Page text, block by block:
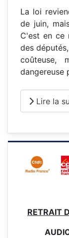
La loi
de juin,
C'est en ce
des
coûteuse,
dangereuse
Lire la
RETRAIT